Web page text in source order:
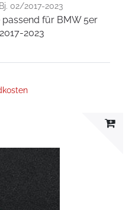
02/2017-2023
für BMW 5er
2023